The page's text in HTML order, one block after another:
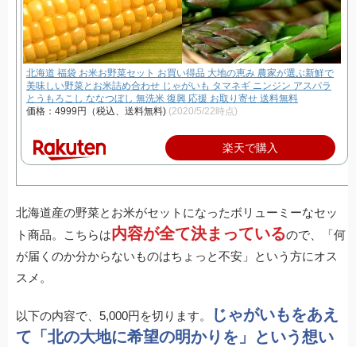
北海道 福袋 お米お野菜セット お買い得品 大地の恵み 農家が選ぶ新鮮で
美味しい野菜とお米詰め合わせ じゃがいも タマネギ ニンジン アスパラ
とうもろこし ななつぼし 無洗米 復興 応援 お取り寄せ 送料無料
価格：4999円（税込、送料無料) (2020/5/22時点)
楽天で購入
北海道産の野菜とお米がセットになったボリューミーなセッ
ト商品。こちらは内容が全て決まっているので、「何
が届くのか分からないものはちょっと不安」という方にオス
スメ。
以下の内容で、5,000円を切ります。
じゃがいもをあえ
て「北の大地に希望の明かりを」という想い